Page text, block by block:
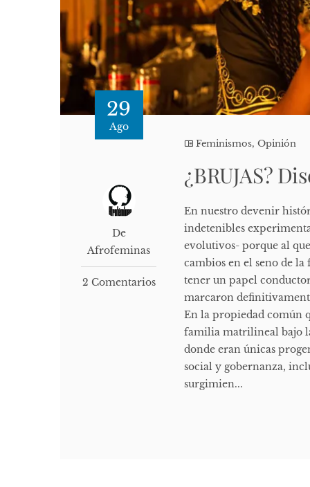
29
Ago
De
Afrofeminas
2 Comentarios
Feminismos,Opinión
¿BRUJAS?
En nuestro devenir
indetenibles
evolutivos- porque al
cambios en el seno de
tener un papel
marcaron
En la propiedad común
familia matrilineal bajo
donde eran únicas
social y gobernanza,
surgimien...